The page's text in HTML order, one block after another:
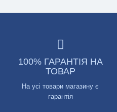
100% ГАРАНТІЯ НА
ТОВАР
На усі товари магазину є
гарантія